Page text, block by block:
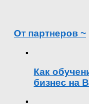
От партнеров ~
Как
бизнес на